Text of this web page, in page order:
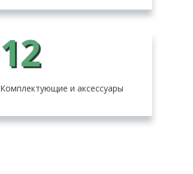
12
Комплектующие и аксессуары